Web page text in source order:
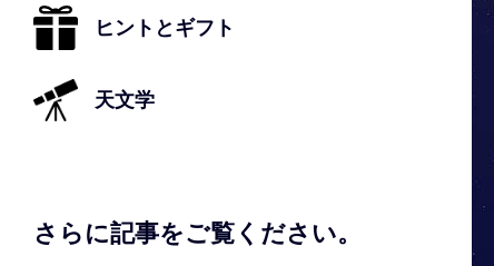
ヒントとギフト
天文学
さらに記事をご覧ください。